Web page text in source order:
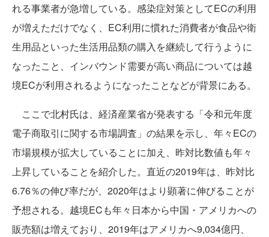
れる事業者が急増している。感染症対策としてECの利用
が増えただけでなく、EC利用に慣れた消費者が食品や衛
生用品といった生活用品類の購入を継続して行うように
なったこと、インバウンド需要が高い商品については越
境ECが利用されるようになったことなどが背景にある。
ここで北村氏は、経済産業省が発表する「令和元年度
電子商取引に関する市場調査」の結果を示し、年々ECの
市場規模が拡大していることに加え、昨対比数値も年々
上昇していることを紹介した。直近の2019年は、昨対比
6.76％の伸び率だが、2020年はより顕著に伸びることが
予想される。越境ECも年々日本から中国・アメリカへの
販売額は増えており、2019年はアメリカへ9,034億円、